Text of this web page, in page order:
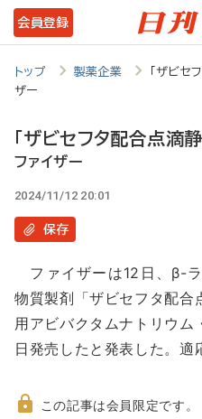
メ
イ
テ
ツ
に
動
会員登録
トップ 製薬企業
「ザビセ
ザー
「ザビセフタ配合点滴
ファイザー
2024/11/12 20:01
保存
ファイザーは12日、β-
物質製剤「ザビセフタ配合
用アビバクタムナトリウム
日発売したと発表した。
この記事は会員限定です。